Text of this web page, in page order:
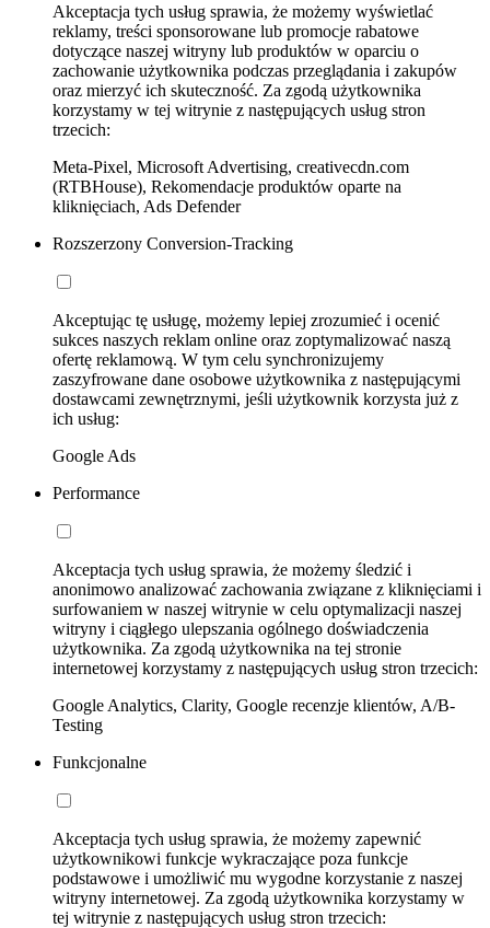
Akceptacja tych usług sprawia, że możemy wyświetlać
reklamy, treści sponsorowane lub promocje rabatowe
dotyczące naszej witryny lub produktów w oparciu o
zachowanie użytkownika podczas przeglądania i zakupów
oraz mierzyć ich skuteczność. Za zgodą użytkownika
korzystamy w tej witrynie z następujących usług stron
trzecich:
Meta-Pixel, Microsoft Advertising, creativecdn.com
(RTBHouse), Rekomendacje produktów oparte na
kliknięciach, Ads Defender
Rozszerzony Conversion-Tracking
Akceptując tę usługę, możemy lepiej zrozumieć i ocenić
sukces naszych reklam online oraz zoptymalizować naszą
ofertę reklamową. W tym celu synchronizujemy
zaszyfrowane dane osobowe użytkownika z następującymi
dostawcami zewnętrznymi, jeśli użytkownik korzysta już z
ich usług:
Google Ads
Performance
Akceptacja tych usług sprawia, że możemy śledzić i
anonimowo analizować zachowania związane z kliknięciami i
surfowaniem w naszej witrynie w celu optymalizacji naszej
witryny i ciągłego ulepszania ogólnego doświadczenia
użytkownika. Za zgodą użytkownika na tej stronie
internetowej korzystamy z następujących usług stron trzecich:
Google Analytics, Clarity, Google recenzje klientów, A/B-
Testing
Funkcjonalne
Akceptacja tych usług sprawia, że możemy zapewnić
użytkownikowi funkcje wykraczające poza funkcje
podstawowe i umożliwić mu wygodne korzystanie z naszej
witryny internetowej. Za zgodą użytkownika korzystamy w
tej witrynie z następujących usług stron trzecich: